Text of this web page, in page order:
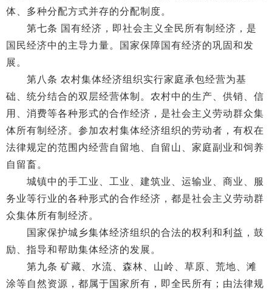
体、多种分配方式并存的分配制度。
第七条 国有经济，即社会主义全民所有制经济，是
国民经济中的主导力量。国家保障国有经济的巩固和发
展。
第八条 农村集体经济组织实行家庭承包经营为基
础、统分结合的双层经营体制。农村中的生产、供销、信
用、消费等各种形式的合作经济，是社会主义劳动群众集
体所有制经济。参加农村集体经济组织的劳动者，有权在
法律规定的范围内经营自留地、自留山、家庭副业和饲养
自留畜。
城镇中的手工业、工业、建筑业、运输业、商业、服
务业等行业的各种形式的合作经济，都是社会主义劳动群
众集体所有制经济。
国家保护城乡集体经济组织的合法的权利和利益，鼓
励、指导和帮助集体经济的发展。
第九条 矿藏、水流、森林、山岭、草原、荒地、滩
涂等自然资源，都属于国家所有，即全民所有；由法律规